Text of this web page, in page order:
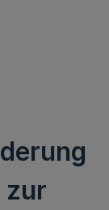
zur